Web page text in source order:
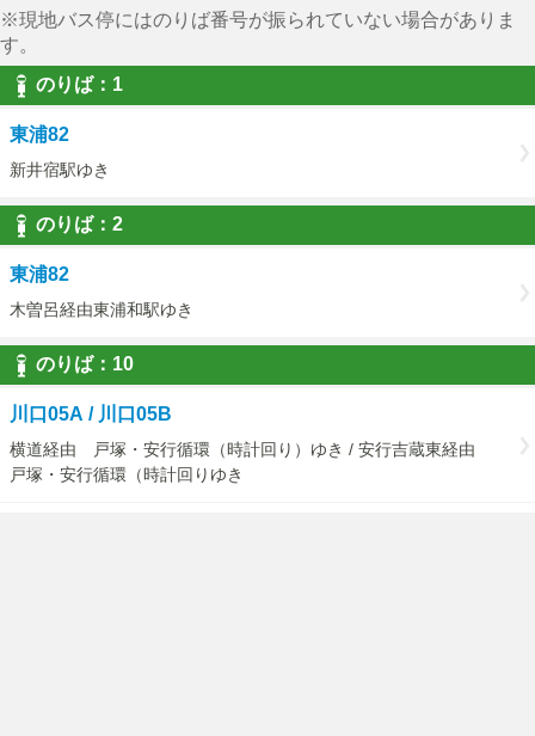
※現地バス停にはのりば番号が振られていない場合がありま
す。
のりば：1
東浦82
新井宿駅ゆき
のりば：2
東浦82
木曽呂経由東浦和駅ゆき
のりば：10
川口05A / 川口05B
横道経由 戸塚・安行循環（時計回り）ゆき / 安行吉蔵東経由
戸塚・安行循環（時計回りゆき